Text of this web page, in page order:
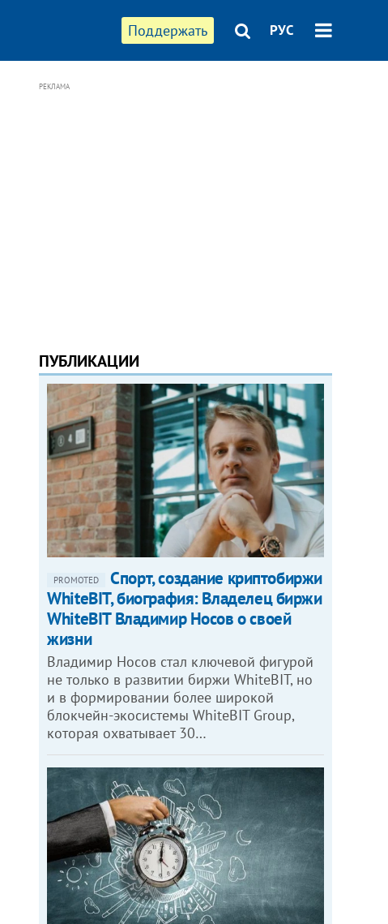
Поддержать РУС
РЕКЛАМА
ПУБЛИКАЦИИ
PROMOTED
Спорт, создание криптобиржи
WhiteBIT, биография: Владелец биржи
WhiteBIT Владимир Носов о своей
жизни
Владимир Носов стал ключевой фигурой
не только в развитии биржи WhiteBIT, но
и в формировании более широкой
блокчейн-экосистемы WhiteBIT Group,
которая охватывает 30…